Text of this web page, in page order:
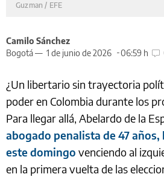
Guzman / EFE
Camilo Sánchez
Bogotá — 1 de junio de 2026 06:59 h
¿Un libertario sin trayectoria
poder en Colombia durante los
Para llegar allá, Abelardo de la
abogado penalista de 47 años,
este domingo venciendo al
en la primera vuelta de las